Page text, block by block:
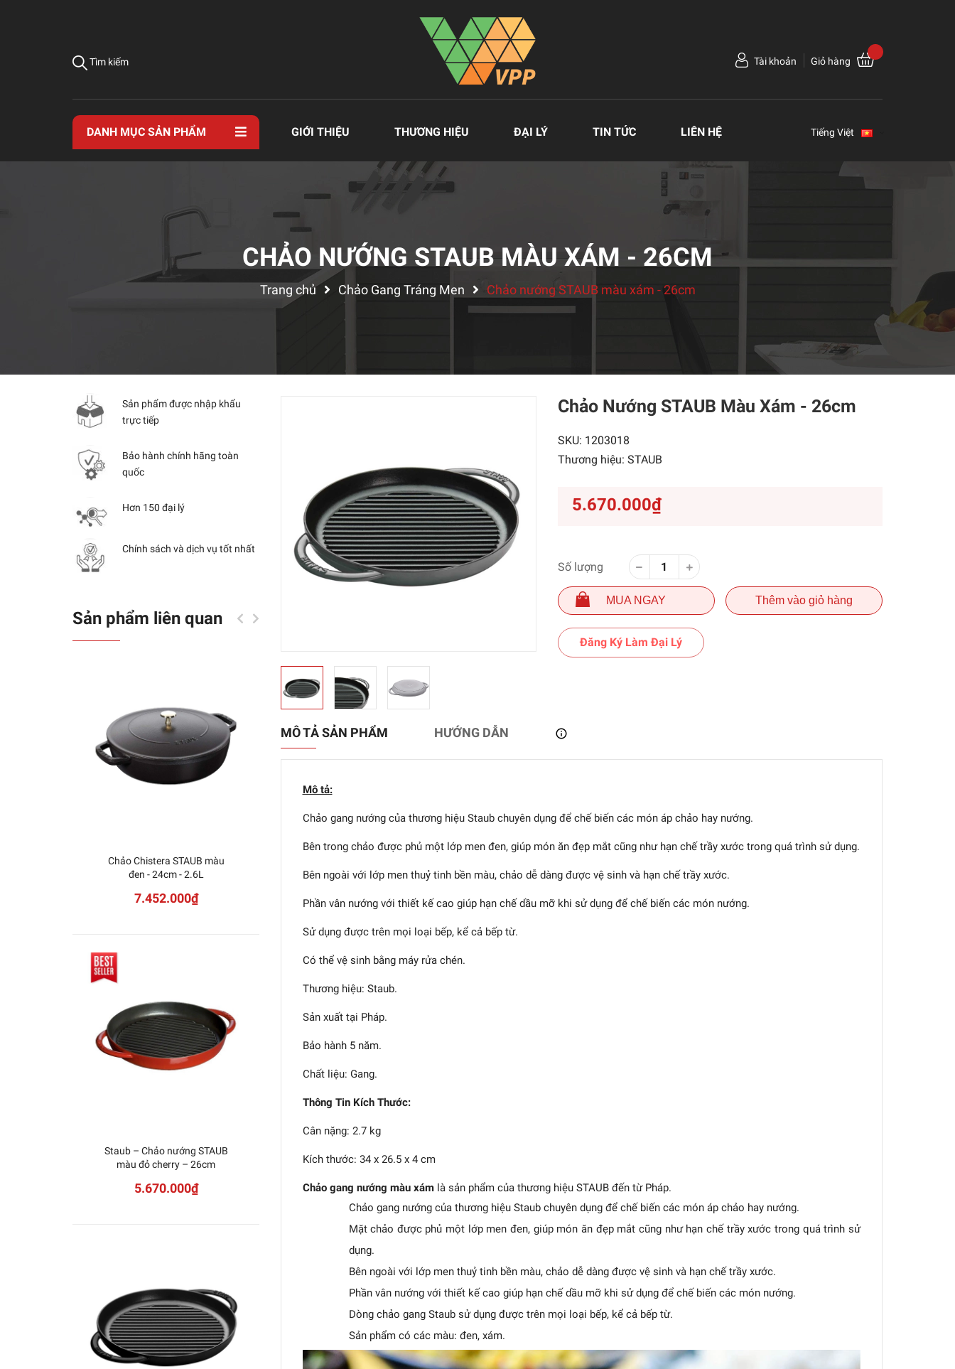
Tìm kiếm Tài khoản Giỏ hàng
DANH MỤC SẢN PHẨM GIỚI THIỆU THƯƠNG HIỆU ĐẠI LÝ TIN TỨC LIÊN HỆ Tiếng Việt
CHẢO NƯỚNG STAUB MÀU XÁM - 26CM
Trang chủ Chảo Gang Tráng Men Chảo nướng STAUB màu xám - 26cm
Chảo Nướng STAUB Màu Xám - 26cm
SKU: 1203018
Thương hiệu: STAUB
5.670.000₫
Số lượng
MUA NGAY Thêm vào giỏ hàng
Đăng Ký Làm Đại Lý
MÔ TẢ SẢN PHẨM HƯỚNG DẪN
Mô tả:
Chảo gang nướng của thương hiệu Staub chuyên dụng để chế biến các món áp chảo hay nướng.
Bên trong chảo được phủ một lớp men đen, giúp món ăn đẹp mắt cũng như hạn chế trầy xước trong quá trình sử dụng.
Bên ngoài với lớp men thuỷ tinh bền màu, chảo dễ dàng được vệ sinh và hạn chế trầy xước.
Phần vân nướng với thiết kế cao giúp hạn chế dầu mỡ khi sử dụng để chế biến các món nướng.
Sử dụng được trên mọi loại bếp, kể cả bếp từ.
Có thể vệ sinh bằng máy rửa chén.
Thương hiệu: Staub.
Sản xuất tại Pháp.
Bảo hành 5 năm.
Chất liệu: Gang.
Thông Tin Kích Thước:
Cân nặng: 2.7 kg
Kích thước: 34 x 26.5 x 4 cm
Chảo gang nướng màu xámlà sản phẩm của thương hiệu STAUB đến từ Pháp.
Chảo gang nướng của thương hiệu Staub chuyên dụng để chế biến các món áp chảo hay nướng.
Mặt chảo được phủ một lớp men đen, giúp món ăn đẹp mắt cũng như hạn chế trầy xước trong quá trình sử
dụng.
Bên ngoài với lớp men thuỷ tinh bền màu, chảo dễ dàng được vệ sinh và hạn chế trầy xước.
Phần vân nướng với thiết kế cao giúp hạn chế dầu mỡ khi sử dụng để chế biến các món nướng.
Dòng chảo gang Staub sử dụng được trên mọi loại bếp, kể cả bếp từ.
Sản phẩm có các màu: đen, xám.
Sản phẩm được nhập khẩu
trực tiếp
Bảo hành chính hãng toàn
quốc
Hơn 150 đại lý
Chính sách và dịch vụ tốt nhất
Sản phẩm liên quan
Chảo Chistera STAUB màu
đen - 24cm - 2.6L
7.452.000₫
Staub – Chảo nướng STAUB
màu đỏ cherry – 26cm
5.670.000₫
đen - 30cm (B)
6.470.000₫
màu nâu vàng - 26cm
5.670.000₫